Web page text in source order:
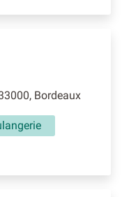
Bordeaux